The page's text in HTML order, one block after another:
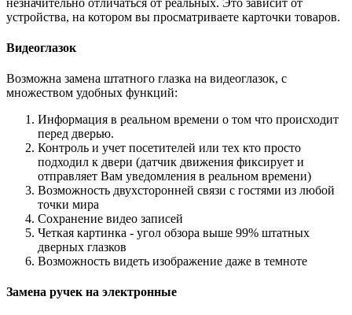
устройства, на котором вы просматриваете карточки товаров.
Видеоглазок
Возможна замена штатного глазка на видеоглазок, с
множеством удобных функций:
Информация в реальном времени о том что происходит
перед дверью.
Контроль и учет посетителей или тех кто просто
подходил к двери (датчик движения фиксирует и
отправляет Вам уведомления в реальном времени)
Возможность двухсторонней связи с гостями из любой
точки мира
Сохранение видео записей
Четкая картинка - угол обзора выше 99% штатных
дверных глазков
Возможность видеть изображение даже в темноте
Замена ручек на электронные